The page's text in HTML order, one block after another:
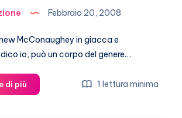
Febbraio 20, 2008
McConaughey in giacca e
io, può un corpo del genere…
di più
McConaughey:
1 lettura minima